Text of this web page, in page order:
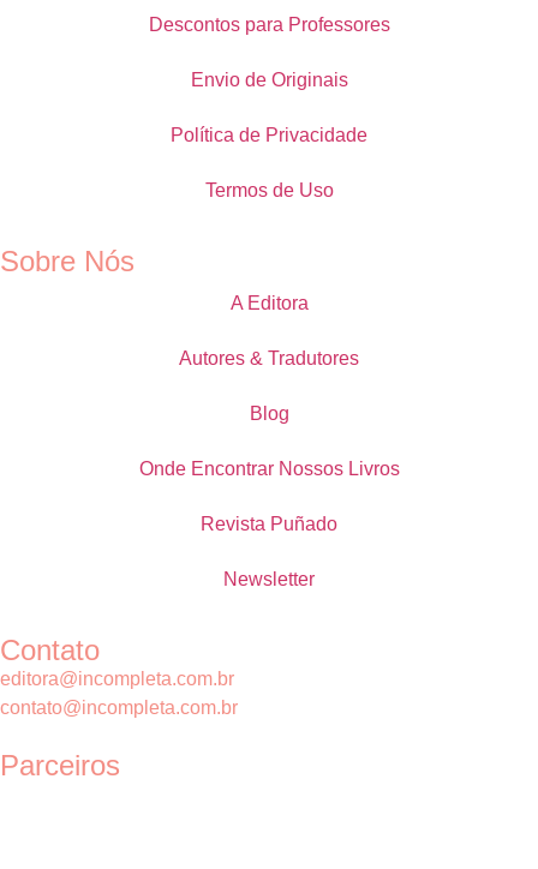
Descontos para Professores
Envio de Originais
Política de Privacidade
Termos de Uso
Sobre Nós
A Editora
Autores & Tradutores
Blog
Onde Encontrar Nossos Livros
Revista Puñado
Newsletter
Contato
editora@incompleta.com.br
contato@incompleta.com.br
Parceiros